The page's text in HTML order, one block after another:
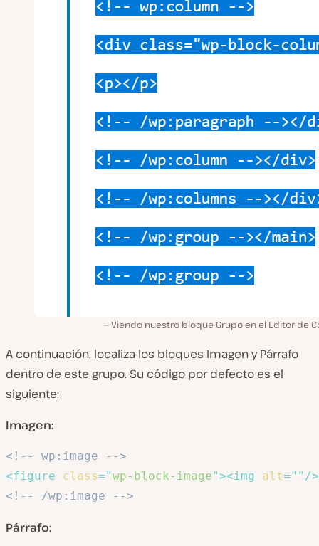
Viendo nuestro bloque Grupo en el Editor de
A continuación, localiza los bloques Imagen y Párrafo
dentro de este grupo. Su código por defecto es el
siguiente:
Imagen:
<!-- wp:image -->
<figure class="wp-block-image"><img alt=" " />
<!-- /wp:image -->
Párrafo: